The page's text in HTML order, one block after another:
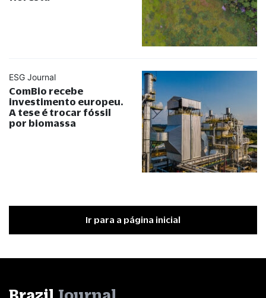
ESG Journal
ComBio recebe
investimento europeu.
A tese é trocar fóssil
por biomassa
Ir para a página inicial
Brazil Journal